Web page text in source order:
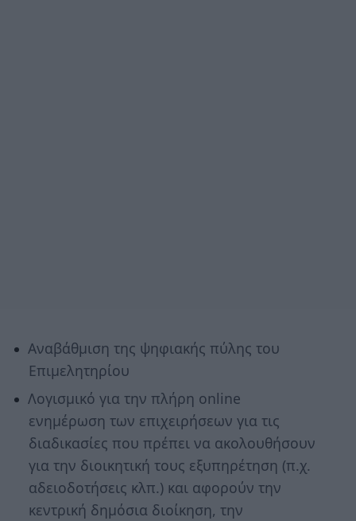
Αναβάθμιση της ψηφιακής πύλης του
Επιμελητηρίου
Λογισμικό για την πλήρη online
ενημέρωση των επιχειρήσεων για τις
διαδικασίες που πρέπει να ακολουθήσουν
για την διοικητική τους εξυπηρέτηση (π.χ.
αδειοδοτήσεις κλπ.) και αφορούν την
κεντρική δημόσια διοίκηση, την